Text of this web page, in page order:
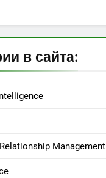
в сайта:
Management